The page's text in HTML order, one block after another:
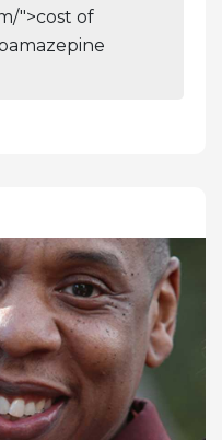
">cost of